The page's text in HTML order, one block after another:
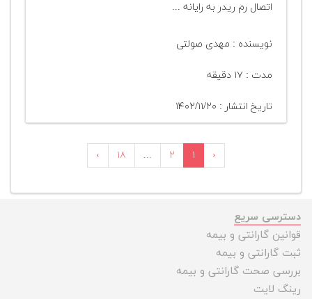
اتصال رم ریدر به رایانه ...
نویسنده : مهدی صولتی
مدت : ۱۷ دقیقه
تاریخ انتشار : ۱۴۰۲/۱۱/۲۰
‹ ۱ ۲ ... ۱۸ ›
دسترسی سریع
قوانین گارانتی و بیمه
ثبت گارانتی و بیمه
بررسی صحت گارانتی و بیمه
رینگ لایت